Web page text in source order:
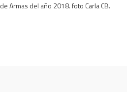
de Armas del año 2018. foto Carla CB.